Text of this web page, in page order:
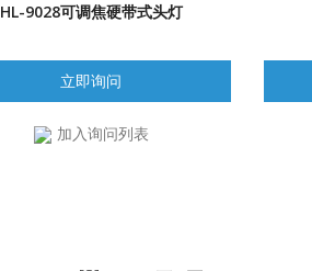
HL-9028可调焦硬带式头灯
立即询问
加入询问列表